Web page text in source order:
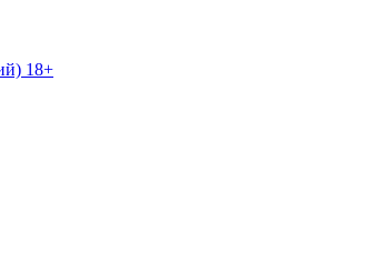
18+